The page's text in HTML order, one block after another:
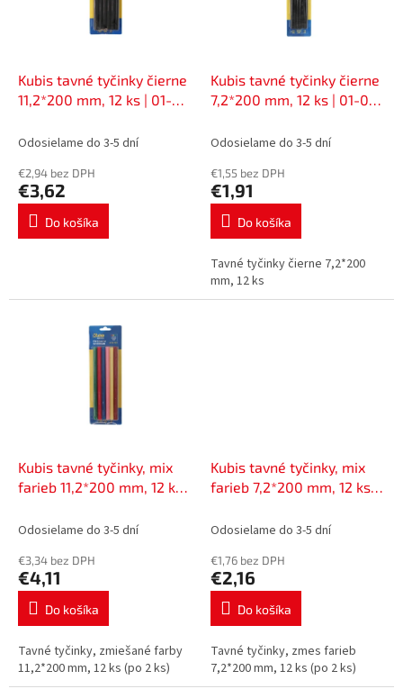
Kubis tavné tyčinky čierne
11,2*200 mm, 12 ks | 01-
Odosielame do 3-5 dní
€2,94 bez DPH
€3,62
Do košíka
Kubis tavné tyčinky čierne
7,2*200 mm, 12 ks | 01-06-
Odosielame do 3-5 dní
€1,55 bez DPH
€1,91
Do košíka
Tavné tyčinky čierne 7,2*200
mm, 12 ks
Kubis tavné tyčinky, mix
farieb 11,2*200 mm, 12 ks
Odosielame do 3-5 dní
€3,34 bez DPH
€4,11
Do košíka
Tavné tyčinky, zmiešané farby
11,2*200 mm, 12 ks (po 2 ks)
Kubis tavné tyčinky, mix
farieb 7,2*200 mm, 12 ks
Odosielame do 3-5 dní
€1,76 bez DPH
€2,16
Do košíka
Tavné tyčinky, zmes farieb
7,2*200 mm, 12 ks (po 2 ks)